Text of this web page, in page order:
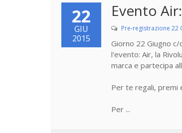
22
GIU
2015
Evento
Pre-registrazione 22
Giorno 22 Giugno
l'evento: Air, la
marca e partecipa
Per te regali, premi
Per ...